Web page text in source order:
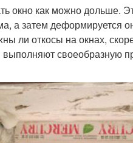
окно как можно дольше.
а затем деформируется
ли откосы на окнах,
выполняют своеобразную